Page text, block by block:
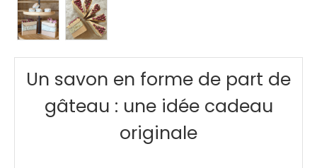
Un savon en forme de part de
gâteau : une idée cadeau
originale